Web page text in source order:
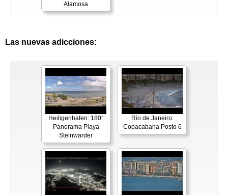
Alamosa
Las nuevas adicciones:
Heiligenhafen: 180°
Panorama Playa
Steinwarder
Río de Janeiro:
Copacabana Posto 6